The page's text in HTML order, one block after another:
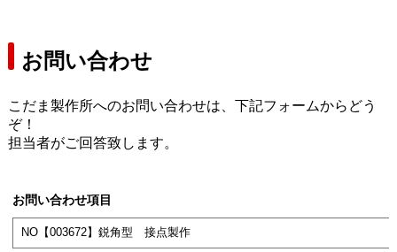
お問い合わせ
こだま製作所へのお問い合わせは、下記フォームからどう
ぞ！
担当者がご回答致します。
お問い合わせ項目